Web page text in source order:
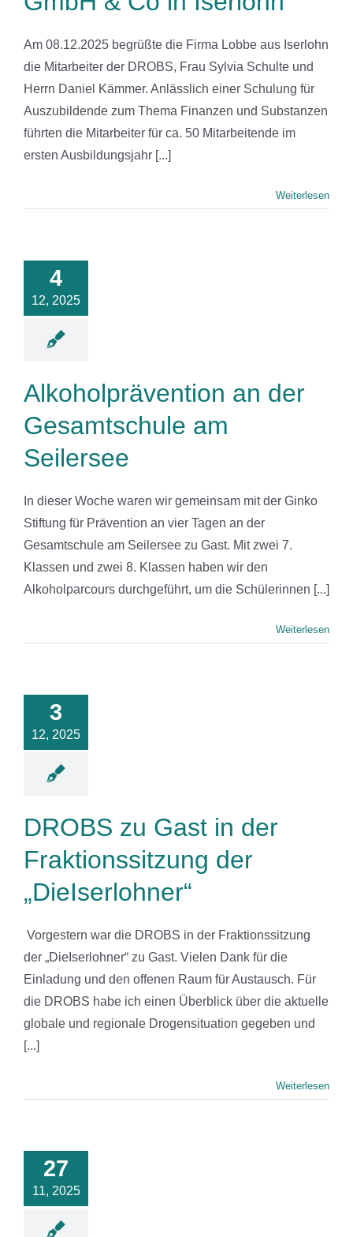
Am 08.12.2025 begrüßte die Firma Lobbe aus Iserlohn
die Mitarbeiter der DROBS, Frau Sylvia Schulte und
Herrn Daniel Kämmer. Anlässlich einer Schulung für
Auszubildende zum Thema Finanzen und Substanzen
führten die Mitarbeiter für ca. 50 Mitarbeitende im
ersten Ausbildungsjahr [...]
Weiterlesen
4
12, 2025
der
Alkoholprävention an der
Gesamtschule am
Seilersee
In dieser Woche waren wir gemeinsam mit der Ginko
Stiftung für Prävention an vier Tagen an der
Gesamtschule am Seilersee zu Gast. Mit zwei 7.
Klassen und zwei 8. Klassen haben wir den
Alkoholparcours durchgeführt, um die Schülerinnen [...]
Weiterlesen
3
12, 2025
DROBS zu Gast in der
Fraktionssitzung der
„DieIserlohner“
‎ Vorgestern war die DROBS in der Fraktionssitzung
der „DieIserlohner“ zu Gast. Vielen Dank für die
Einladung und den offenen Raum für Austausch. Für
die DROBS habe ich einen Überblick über die aktuelle
globale und regionale Drogensituation gegeben und
[...]
Weiterlesen
27
11, 2025
für
an